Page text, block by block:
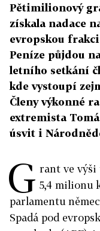
Pětimilionový
získala nadace
evropskou
Peníze půjdou
letního setkání
kde vystoupí
Členy výkonné
extremista
úsvit i
G rant ve výši
5,4 milionu
parlamentu
Spadá pod